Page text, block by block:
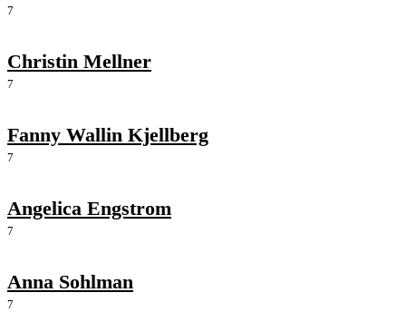
7
Christin Mellner
7
Fanny Wallin Kjellberg
7
Angelica Engstrom
7
Anna Sohlman
7